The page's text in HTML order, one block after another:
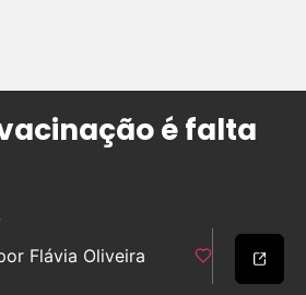
é falta
Flávia Oliveira